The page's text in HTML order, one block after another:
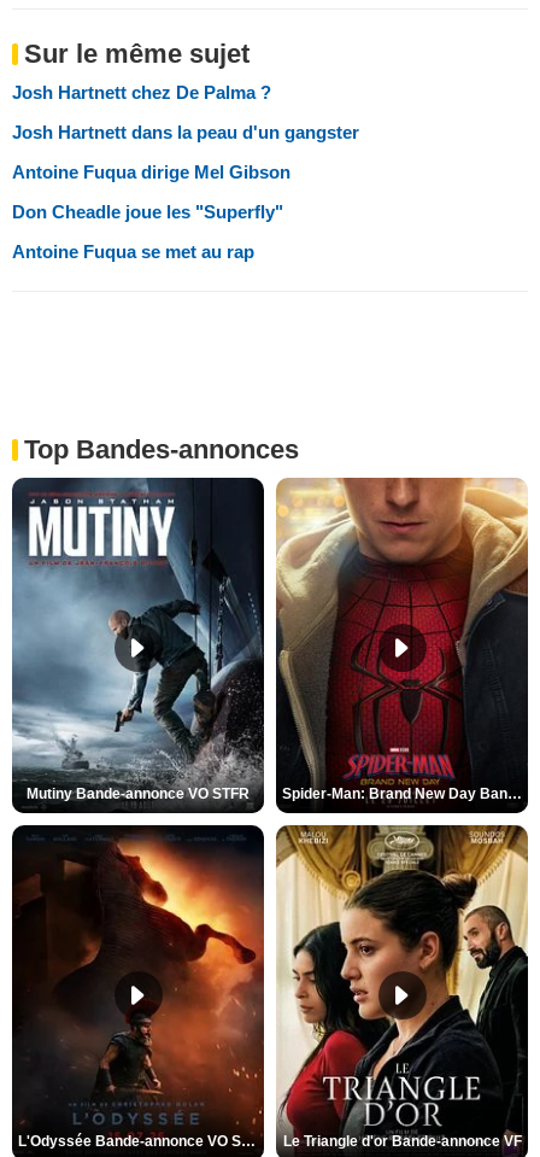
Sur le même sujet
Josh Hartnett chez De Palma ?
Josh Hartnett dans la peau d'un gangster
Antoine Fuqua dirige Mel Gibson
Don Cheadle joue les "Superfly"
Antoine Fuqua se met au rap
Top Bandes-annonces
Mutiny Bande-annonce VO STFR Spider-Man: Brand New Day Bande-annonce VO STFR
L'Odyssée Bande-annonce VO STFR Le Triangle d'or Bande-annonce VF